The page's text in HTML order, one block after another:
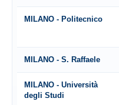
MILANO - Politecnico
MILANO - S. Raffaele
MILANO - Università
degli Studi